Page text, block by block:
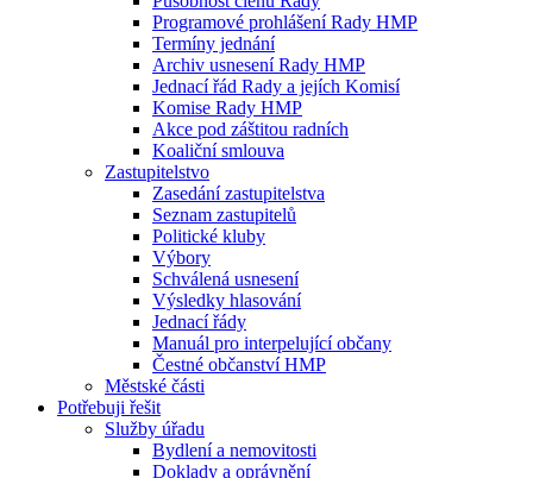
Programové prohlášení Rady HMP
Termíny jednání
Archiv usnesení Rady HMP
Jednací řád Rady a jejích Komisí
Komise Rady HMP
Akce pod záštitou radních
Koaliční smlouva
Zastupitelstvo
Zasedání zastupitelstva
Seznam zastupitelů
Politické kluby
Výbory
Schválená usnesení
Výsledky hlasování
Jednací řády
Manuál pro interpelující občany
Čestné občanství HMP
Městské části
Potřebuji řešit
Služby úřadu
Bydlení a nemovitosti
Doklady a oprávnění